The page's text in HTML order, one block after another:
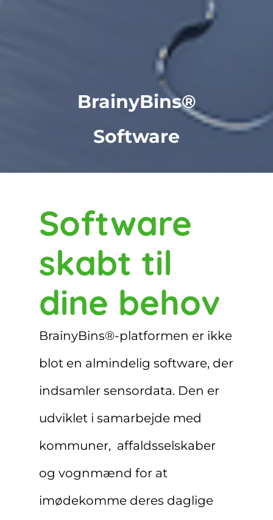
BrainyBins®
Software
Software
skabt til
dine behov
BrainyBins®-platformen er ikke
blot en almindelig software, der
indsamler sensordata. Den er
udviklet i samarbejde med
kommuner, affaldsselskaber
og vognmænd for at
imødekomme deres daglige